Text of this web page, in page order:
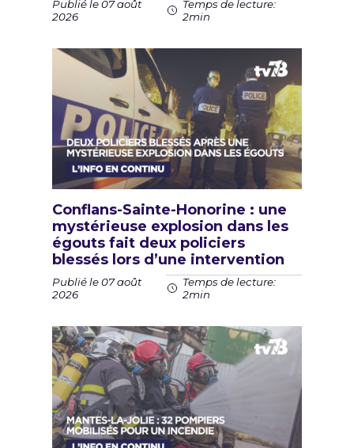
Publié le 07 août
2026
Temps de lecture:
2min
Conflans-Sainte-Honorine : une
mystérieuse explosion dans les
égouts fait deux policiers
blessés lors d’une intervention
Publié le 07 août
2026
Temps de lecture:
2min